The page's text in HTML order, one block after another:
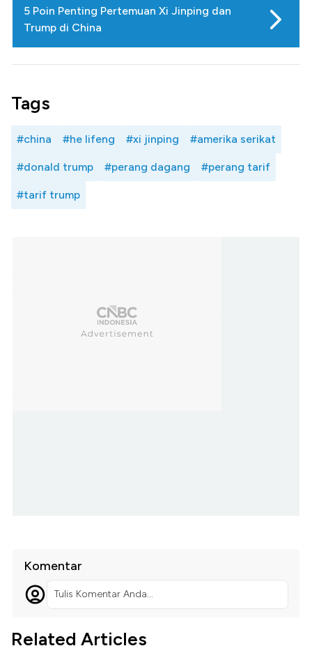
5 Poin Penting Pertemuan Xi Jinping dan
Trump di China
Tags
#china #he lifeng #xi jinping #amerika serikat
#donald trump #perang dagang #perang tarif
#tarif trump
Komentar
Tulis Komentar Anda...
Related Articles